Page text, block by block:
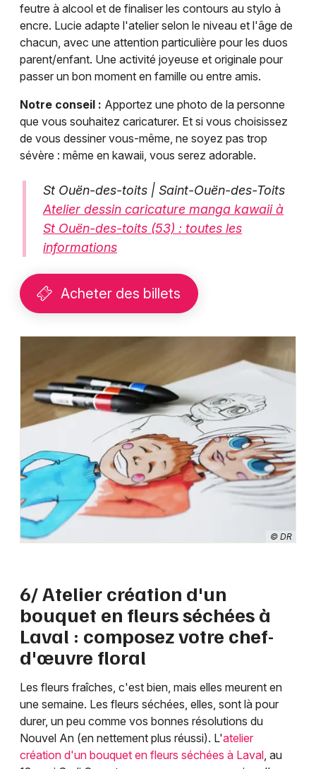
feutre à alcool et de finaliser les contours au stylo à
encre. Lucie adapte l'atelier selon le niveau et l'âge de
chacun, avec une attention particulière pour les duos
parent/enfant. Une activité joyeuse et originale pour
passer un bon moment en famille ou entre amis.
Notre conseil : Apportez une photo de la personne
que vous souhaitez caricaturer. Et si vous choisissez
de vous dessiner vous-même, ne soyez pas trop
sévère : même en kawaii, vous serez adorable.
St Ouën-des-toits | Saint-Ouën-des-Toits
Atelier dessin caricature manga kawaii à
St Ouën-des-toits (53) : toutes les
informations
Acheter des billets
© DR
6/ Atelier création d'un
bouquet en fleurs séchées à
Laval : composez votre chef-
d'œuvre floral
Les fleurs fraîches, c'est bien, mais elles meurent en
une semaine. Les fleurs séchées, elles, sont là pour
durer, un peu comme vos bonnes résolutions du
Nouvel An (en nettement plus réussi). L'atelier
création d'un bouquet en fleurs séchées à Laval, au